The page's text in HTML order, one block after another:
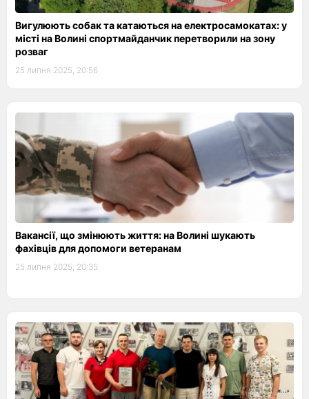
Вигулюють собак та катаються на електросамокатах: у
місті на Волині спортмайданчик перетворили на зону
розваг
25 липня 2025, 20:56
Вакансії, що змінюють життя: на Волині шукають
фахівців для допомоги ветеранам
25 липня 2025, 20:35